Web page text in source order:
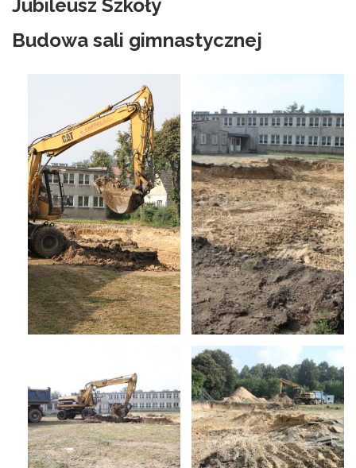
Jubileusz Szkoły
Budowa sali gimnastycznej